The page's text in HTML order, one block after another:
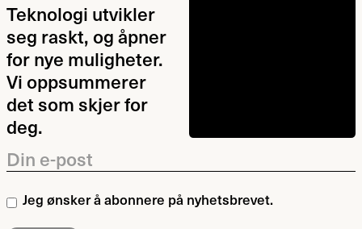
Teknologi utvikler
seg raskt, og åpner
for nye muligheter.
Vi oppsummerer
det som skjer for
deg.
Din e-post
Jeg ønsker å abonnere på nyhetsbrevet.